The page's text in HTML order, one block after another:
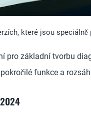
které jsou speciálně
pro základní tvorbu
funkce a